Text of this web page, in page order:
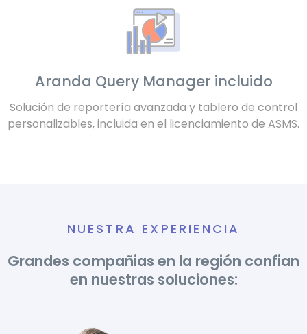
Aranda Query Manager incluido
Solución de reportería avanzada y tablero de control
personalizables, incluida en el licenciamiento de ASMS.
NUESTRA EXPERIENCIA
Grandes compañias en la región confian
en nuestras soluciones: